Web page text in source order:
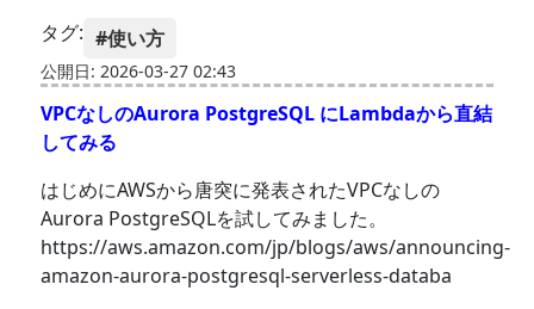
タグ: #使い方
公開日: 2026-03-27 02:43
VPCなしのAurora PostgreSQL にLambdaから直結
してみる
はじめにAWSから唐突に発表されたVPCなしの
Aurora PostgreSQLを試してみました。
https://aws.amazon.com/jp/blogs/aws/announcing-
amazon-aurora-postgresql-serverless-databa